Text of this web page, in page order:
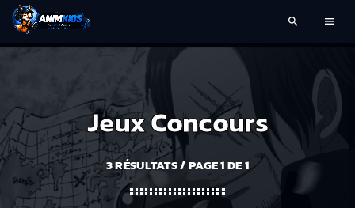
search menu
Jeux Concours
3 RÉSULTATS / PAGE 1 DE 1